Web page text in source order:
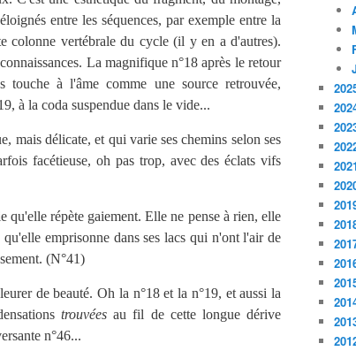
entre les séquences, par exemple entre la
colonne vertébrale du cycle (il y en a d'autres).
La magnifique n°18 après le retour
à l'âme comme une source retrouvée,
à la coda suspendue dans le vide...
mais délicate, et qui varie ses chemins selon ses
facétieuse, oh pas trop, avec des éclats vifs
répète gaiement. Elle ne pense à rien, elle
emprisonne dans ses lacs qui n'ont l'air de
(N°41)
de beauté. Oh la n°18 et la n°19, et aussi la
trouvées au fil de cette longue dérive
n°46...
2021